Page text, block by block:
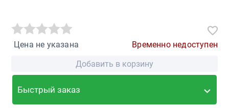
Цена не указана
Временно недоступен
Добавить в корзину
Быстрый заказ